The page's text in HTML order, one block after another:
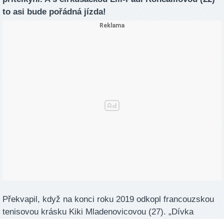
to asi bude pořádná jízda!
Překvapil, když na konci roku 2019 odkopl francouzskou
tenisovou krásku Kiki Mladenovicovou (27). „Dívka